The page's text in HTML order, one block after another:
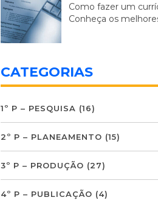
Como fazer um
Conheça os
CATEGORIAS
1º P – PESQUISA (16)
2º P – PLANEAMENTO (15)
3º P – PRODUÇÃO (27)
4º P – PUBLICAÇÃO (4)